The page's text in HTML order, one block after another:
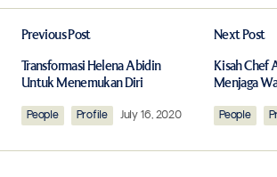
Required fields are marked*
Comment
Previous Post
Transformasi Helena Abidin
Untuk Menemukan Diri
People Profile July 16, 2020
Next Post
Kisah Chef
Menjaga
People